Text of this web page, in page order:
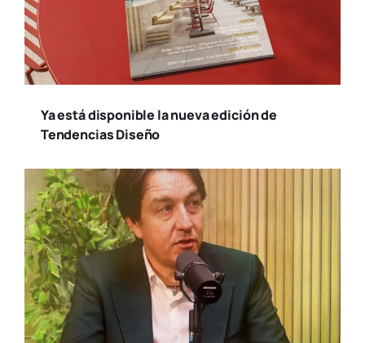
Ya está disponible la nueva edición de
Tendencias Diseño